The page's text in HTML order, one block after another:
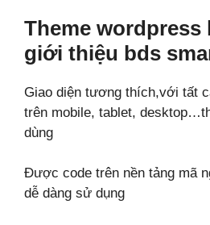
Theme wordpress
giới thiệu bds
Giao diện tương thích,với tất
trên mobile, tablet,
dùng
Được code trên nền tảng mã
dễ dàng sử dụng